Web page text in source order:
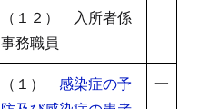
（１２） 入所者係
事務職員
（１） 感染症の予
一